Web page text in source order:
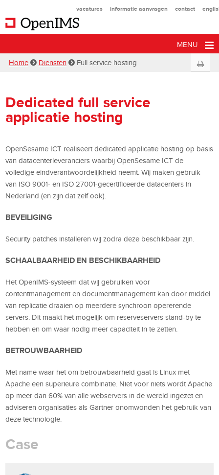
vacatures informatie aanvragen contact
MENU
Home Diensten Full service hosting
Dedicated full service
applicatie hosting
OpenSesame ICT realiseert dedicated applicatie hosting op basis
van datacenterleveranciers waarbij OpenSesame ICT de
volledige eindverantwoordelijkheid neemt. Wij maken gebruik
van ISO 9001- en ISO 27001-gecertificeerde datacenters in
Nederland (en zijn dat zelf ook).
BEVEILIGING
Security patches installeren wij zodra deze beschikbaar zijn.
SCHAALBAARHEID EN BESCHIKBAARHEID
Het OpenIMS-systeem dat wij gebruiken voor
contentmanagement en documentmanagement kan door middel
van replicatie draaien op meerdere synchroon opererende
servers. Dit maakt het mogelijk om reserveservers stand-by te
hebben en om waar nodig meer capaciteit in te zetten.
BETROUWBAARHEID
Met name waar het om betrouwbaarheid gaat is Linux met
Apache een superieure combinatie. Niet voor niets wordt Apache
op meer dan 60% van alle webservers in de wereld ingezet en
adviseren organisaties als Gartner onomwonden het gebruik van
deze technologie.
Case